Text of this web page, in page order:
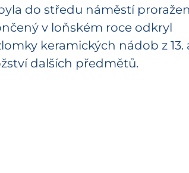
do středu náměstí
v loňském roce odkryl
keramických nádob z 13.
dalších předmětů.